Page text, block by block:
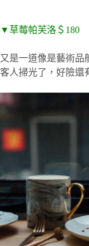
▼草莓帕芙洛＄180
又是一道像是藝術品
客人掃光了，好險還